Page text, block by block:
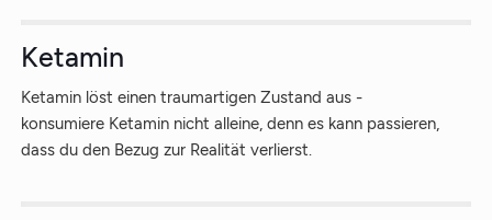
Ketamin
Ketamin löst einen traumartigen Zustand aus -
konsumiere Ketamin nicht alleine, denn es kann passieren,
dass du den Bezug zur Realität verlierst.